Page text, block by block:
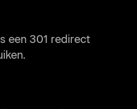
een 301 redirect